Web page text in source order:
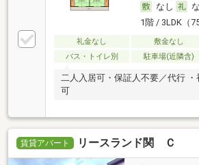
なし
1階 / 3LDK（
礼金なし 敷金なし
バス・トイレ別
駐車場(近隣含)
二人入居可・保証人不要／代行
可
賃貸アパート リースランド関 Ｃ